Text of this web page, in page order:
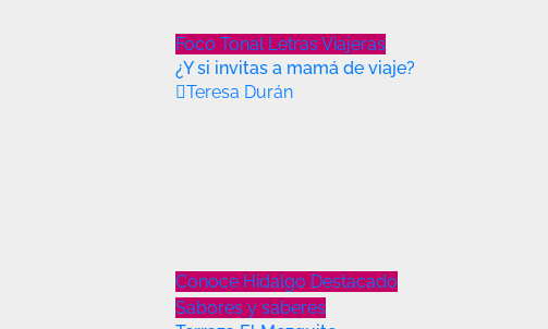
Foco Tonal Letras Viajeras
¿Y si invitas a mamá de viaje?
Teresa Durán
Conoce Hidalgo Destacado
Sabores y saberes